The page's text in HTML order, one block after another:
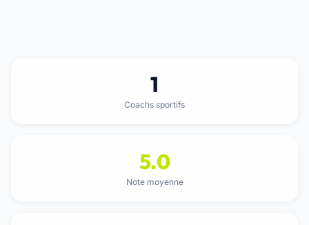
1
Coachs sportifs
5.0
Note moyenne